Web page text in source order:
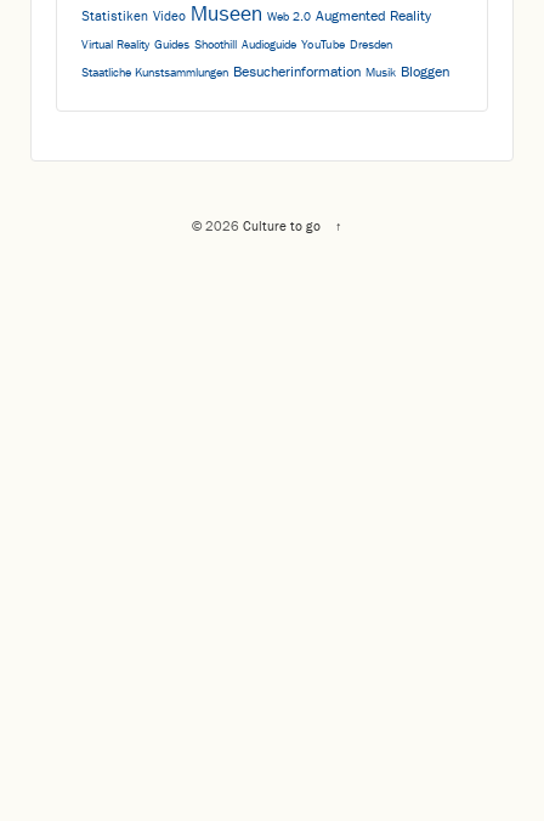
Statistiken Video Museen Web 2.0 Augmented Reality
Virtual Reality Guides Shoothill Audioguide YouTube Dresden
Staatliche Kunstsammlungen Besucherinformation Musik Bloggen
© 2026 Culture to go ↑